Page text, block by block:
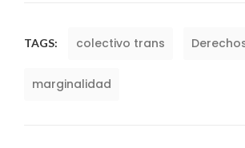
TAGS: colectivo trans
marginalidad